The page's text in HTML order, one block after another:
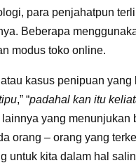
para penjahatpun
Beberapa
modus toko online.
kasus penipuan
,” “padahal kan itu
lainnya yang
orang – orang yang
untuk kita dalam hal